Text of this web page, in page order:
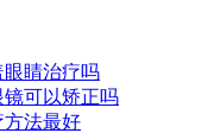
睛治疗吗
可以矫正吗
方法最好